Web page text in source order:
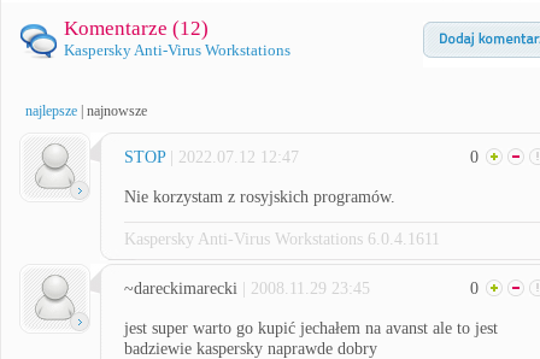
Komentarze (12)
Kaspersky Anti-Virus Workstations
najlepsze najnowsze
STOP | 2022.07.12 12:47 0
Nie korzystam z rosyjskich programów.
Kaspersky Anti-Virus Workstations 6.0.4.1611
~dareckimarecki | 2008.11.29 23:45 0
jest super warto go kupić jechałem na avanst ale to jest
badziewie kaspersky naprawde dobry